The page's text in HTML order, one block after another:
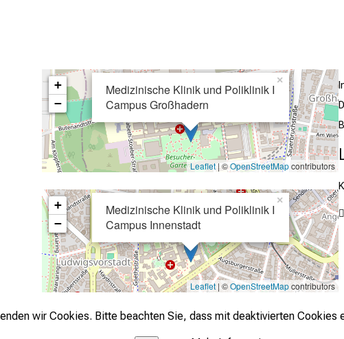
wir Cookies. Bitte beachten Sie, dass mit deaktivierten
Medizinische Klinik und Poliklinik I
Campus Großhadern
×
+
−
Leaflet| ©OpenStreetMapcontributors
Medizinische Klinik und Poliklinik I
Campus Innenstadt
×
+
−
Leaflet | ©OpenStreetMapcontributors